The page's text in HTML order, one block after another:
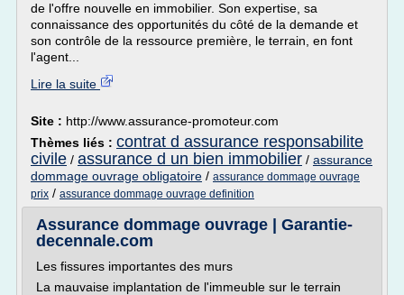
de l'offre nouvelle en immobilier. Son expertise, sa
connaissance des opportunités du côté de la demande et
son contrôle de la ressource première, le terrain, en font
l'agent...
Lire la suite
Site : http://www.assurance-promoteur.com
Thèmes liés : contrat d assurance responsabilite
civile / assurance d un bien immobilier / assurance
dommage ouvrage obligatoire / assurance dommage ouvrage
prix / assurance dommage ouvrage definition
Assurance dommage ouvrage | Garantie-
decennale.com
Les fissures importantes des murs
La mauvaise implantation de l'immeuble sur le terrain